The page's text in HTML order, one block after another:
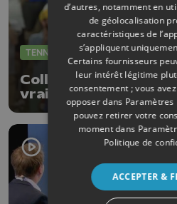
TENNIS
Collignon vainqueur
vraiment été très
d’autres, notamment en
de géolocalisation
caractéristiques de
s’appliquent
Certains fournisseurs
leur intérêt légitime
consentement ; vous
opposer dans
pouvez retirer votre
moment dans
Politique de
ACCEPTER &